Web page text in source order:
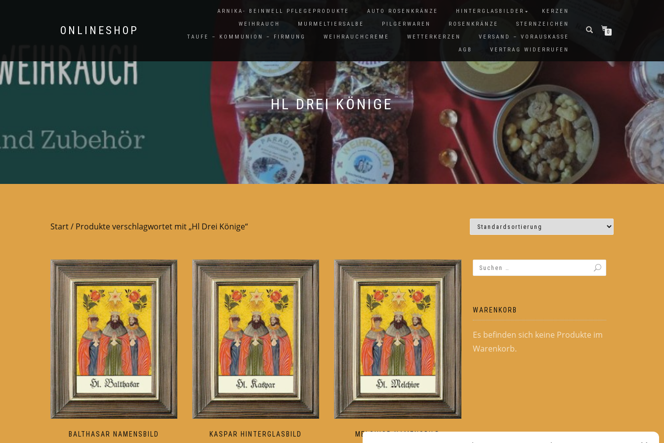
ONLINESHOP
ARNIKA- BEINWELL PFLEGEPRODUKTE AUTO ROSENKRÄNZE HINTERGLASBILDER
KERZEN
WEIHRAUCH
MURMELTIERSALBE PILGERWAREN ROSENKRÄNZE
STERNZEICHEN
TAUFE – KOMMUNION – FIRMUNG
WEIHRAUCHCREME WETTERKERZEN
VERSAND – VORAUSKASSE
AGB
VERTRAG WIDERRUFEN
0
HL DREI KÖNIGE
Start/ Produkte verschlagwortet mit „Hl Drei Könige“
BALTHASAR NAMENSBILD KASPAR HINTERGLASBILD MELCHIOR NAMENSBILD
WARENKORB
Es befinden sich keine Produkte im
Warenkorb.